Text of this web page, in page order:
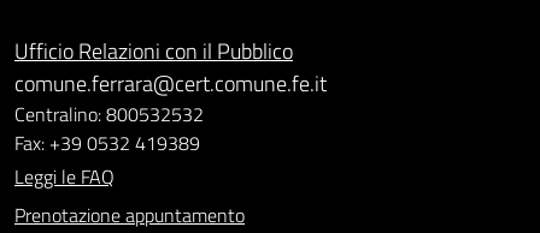
Ufficio Relazioni con il Pubblico
comune.ferrara@cert.comune.fe.it
Centralino: 800532532
Fax: +39 0532 419389
Leggi le FAQ
Prenotazione appuntamento